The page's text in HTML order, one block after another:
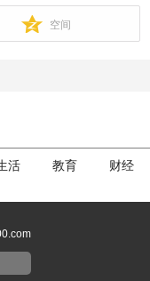
空间
活 教育
财经